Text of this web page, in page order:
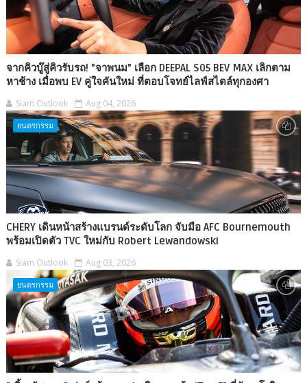
จากคิวบู๊สู่คิวรับรถ! "จาพนม" เลือก DEEPAL S05 BEV MAX เลิกตาม
หาช้าง เมื่อพบ EV คู่ใจคันใหม่ ที่ตอบโจทย์ไลฟ์สไตล์ทุกองศา
Siam Outlook Aug 04, 2026
ยนตรกรรม
CHERY เดินหน้าสร้างแบรนด์ระดับโลก จับมือ AFC Bournemouth
พร้อมเปิดตัว TVC ใหม่กับ Robert Lewandowski
Siam Outlook Aug 03, 2026
ยนตรกรรม